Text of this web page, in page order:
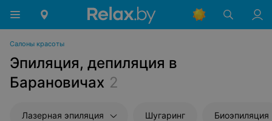
Салоны красоты
Эпиляция, депиляция в
Барановичах 2
Лазерная эпиляция Шугаринг Биоэпиляция